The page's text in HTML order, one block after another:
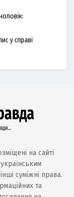
у справі
на сайті
суміжні права.
та